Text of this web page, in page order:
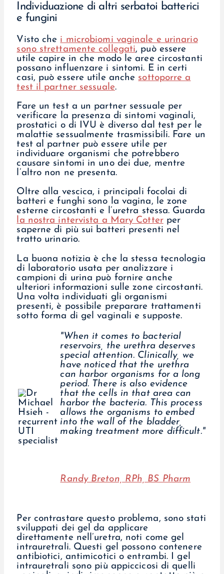
Individuazione di altri serbatoi batterici
e fungini
Visto che i microbiomi vaginale e urinario
sono strettamente collegati, può essere
utile capire in che modo le aree circostanti
possano influenzare i sintomi. E in certi
casi, può essere utile anche sottoporre a
test il partner sessuale.
Fare un test a un partner sessuale per
verificare la presenza di sintomi vaginali,
prostatici o di IVU è diverso dal test per le
malattie sessualmente trasmissibili. Fare un
test al partner può essere utile per
individuare organismi che potrebbero
causare sintomi in uno dei due, mentre
l’altro non ne presenta.
Oltre alla vescica, i principali focolai di
batteri e funghi sono la vagina, le zone
esterne circostanti e l’uretra stessa. Guarda
la nostra intervista a Mary Cotterper
saperne di più sui batteri presenti nel
tratto urinario.
La buona notizia è che la stessa tecnologia
di laboratorio usata per analizzare i
campioni di urina può fornire anche
ulteriori informazioni sulle zone circostanti.
Una volta individuati gli organismi
presenti, è possibile preparare trattamenti
sotto forma di gel vaginali e supposte.
"When it comes to bacterial
reservoirs, the urethra deserves
special attention. Clinically, we
have noticed that the urethra
can harbor organisms for a long
period. There is also evidence
that the cells in that area can
harbor the bacteria. This process
allows the organisms to embed
into the wall of the bladder,
making treatment more difficult."
Randy Breton, RPh, BS Pharm
Per contrastare questo problema, sono stati
sviluppati dei gel da applicare
direttamente nell’uretra, noti come gel
intrauretrali. Questi gel possono contenere
antibiotici, antimicotici o entrambi. I gel
intrauretrali sono più appiccicosi di quelli